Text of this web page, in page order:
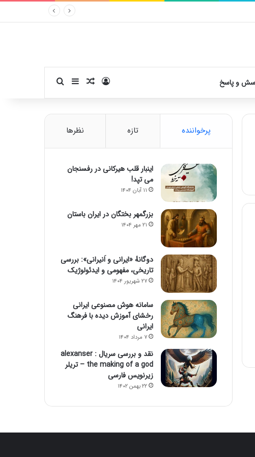
و پاسخ ورودنوشته تصادفی
سایدبارجستجو برای
پرخواننده تازه نظرها
اینبار قلب هیرکانی در رفسنجان
می تپد!
۱۱ آبان ۱۴۰۴
بزرگمهر بختگان در ایران باستان
۲۱ مهر ۱۴۰۴
دوگانهٔ «ایرانی و اَنیرانی»: بررسی
تاریخی، مفهومی و ایدئولوژیک
۲۷ شهریور ۱۴۰۴
سامانه هوش مصنوعی ایرانی
رخشای آموزش دیده با فرهنگ
ایرانی
۷ مرداد ۱۴۰۴
نقد و بررسی سریال alexanser :
the making of a god – تریلر
زیرنویس فارسی
۲۲ بهمن ۱۴۰۲